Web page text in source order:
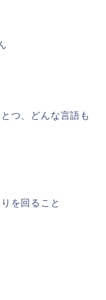
つ、どんな言語も
を回ること